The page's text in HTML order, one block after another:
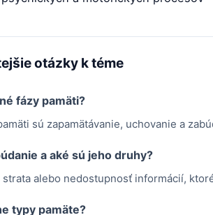
otázky k téme
fázy pamäti?
sú zapamätávanie, uchovanie a
a aké sú jeho druhy?
strata alebo nedostupnosť informácií,
typy pamäte?